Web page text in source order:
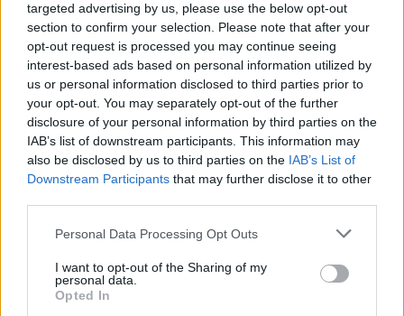
targeted advertising by us, please use the below opt-out
section to confirm your selection. Please note that after your
opt-out request is processed you may continue seeing
interest-based ads based on personal information utilized by
us or personal information disclosed to third parties prior to
your opt-out. You may separately opt-out of the further
disclosure of your personal information by third parties on the
IAB’s list of downstream participants. This information may
also be disclosed by us to third parties on the IAB’s List of
Downstream Participants that may further disclose it to other
Please note that this website/app uses one or more Google
not limited to your visit or usage behaviour. You may click to
grant or deny consent to Google and its third-party tags to
use your data for below specified purposes in below Google
Personal Data Processing Opt Outs
I want to opt-out of the Sharing of my
personal data.
Opted In
«Η Γερμανία είναι ενωμένη σε μια δύσκολη στιγμή.
Ως χώρα, θα περάσουμε αυτή τη δύσκολη στιγμή»,